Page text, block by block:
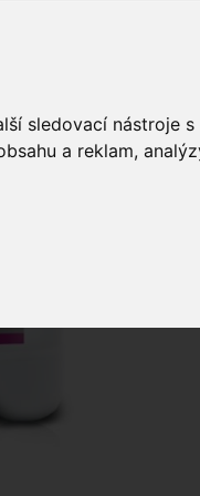
sledovací nástroje s
a reklam,
kalhotky
plavky